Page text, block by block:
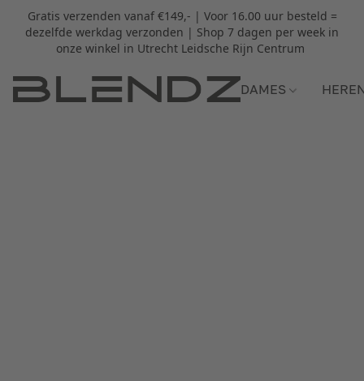
Gratis verzenden vanaf €149,- | Voor 16.00 uur besteld =
dezelfde werkdag verzonden | Shop 7 dagen per week in
onze winkel in Utrecht Leidsche Rijn Centrum
DAMES